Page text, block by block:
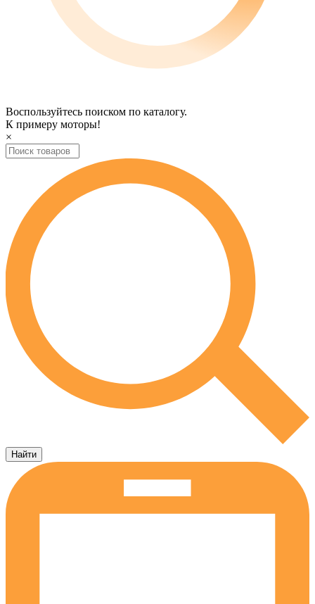
Воспользуйтесь поиском по каталогу.
К примеру моторы!
×